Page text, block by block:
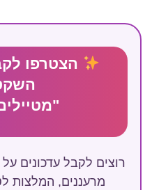
הצטרפו
רוצים לקבל עדכונים
מרעננים, המלצות